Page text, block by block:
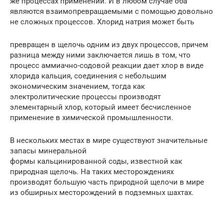
являются взаимопревращаемыми с помощью довольно
не сложных процессов. Хлорид натрия может быть
превращен в щелочь одним из двух процессов, причем
разница между ними заключается лишь в том, что
процесс аммиачно-содовой реакции дает хлор в виде
хлорида кальция, соединения с небольшим
экономическим значением, тогда как
электролитические процессы производят
элементарный хлор, который имеет бесчисленное
применение в химической промышленности.
В нескольких местах в мире существуют значительные
запасы минеральной
формы кальцинированной соды, известной как
природная щелочь. На таких месторождениях
производят большую часть природной щелочи в мире
из обширных месторождений в подземных шахтах.